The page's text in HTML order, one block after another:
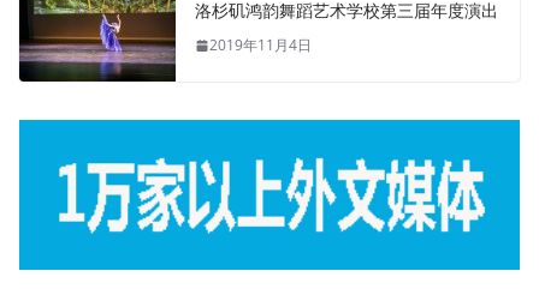
洛杉矶鸿韵舞蹈艺术学校第三届年度演出
2019年11月4日